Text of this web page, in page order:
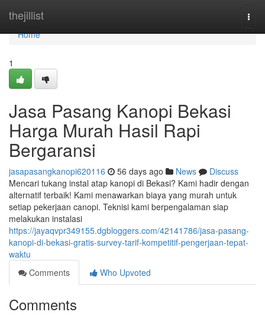
thejillist
Home
Home
1
Jasa Pasang Kanopi Bekasi
Harga Murah Hasil Rapi
Bergaransi
jasapasangkanopi620116 56 days ago News
Discuss
Mencari tukang instal atap kanopi di Bekasi? Kami hadir dengan
alternatif terbaik! Kami menawarkan biaya yang murah untuk
setiap pekerjaan canopi. Teknisi kami berpengalaman siap
melakukan instalasi
https://jayaqvpr349155.dgbloggers.com/42141786/jasa-pasang-
kanopi-di-bekasi-gratis-survey-tarif-kompetitif-pengerjaan-tepat-
waktu
Comments
Who Upvoted
Comments